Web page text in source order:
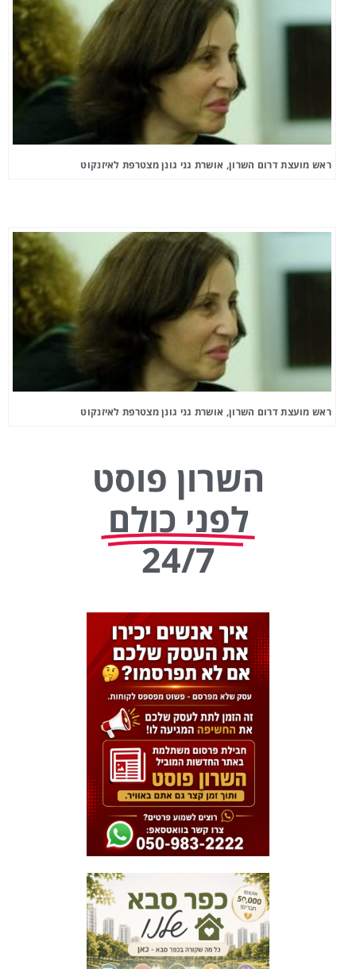
ראש מועצת דרום השרון, אושרת גני גונן מצטרפת לאיזנקוט
ראש מועצת דרום השרון, אושרת גני גונן מצטרפת לאיזנקוט
השרון פוסט
לפני כולם
24/7